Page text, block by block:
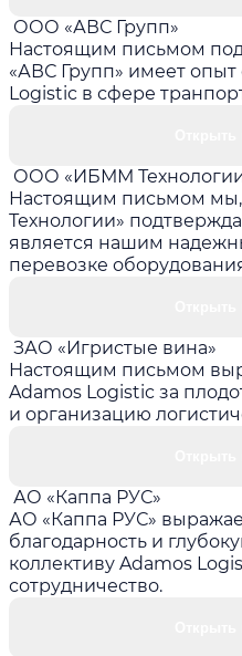
ООО «АВС Групп»
Настоящим письмом
«АВС Групп» имеет опыт
Logistic в сфере
ООО «ИБММ
Настоящим письмом
Технологии»
является нашим
перевозке
ЗАО «Игристые вина»
Настоящим письмом
Adamos Logistic за
и организацию
АО «Каппа РУС»
АО «Каппа РУС»
благодарность и
коллективу Adamos
сотрудничество.